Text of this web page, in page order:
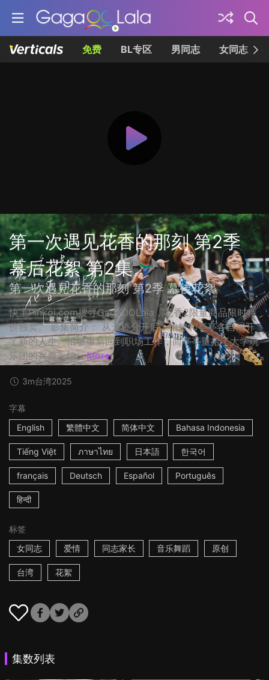
免费 BL专区 男同志 女同志
第一次遇见花香的那刻 第2季
幕后花絮 第2集
第一次遇見花香的那刻 第2季 幕後花絮
快上Pinkoi.com搜寻GagaOOLala，花香2限量商品限时特
价独卖。 影集简介： 从天桥分开后，怡敏和亭亭各自展开
了新的人生。怡敏重新回到职场工作，而亭亭重拾了大学玩
乐团的兴趣，怡... More
3m台湾2025
字幕
English
繁體中文 简体中文 Bahasa Indonesia
Tiếng Việt ภาษาไทย 日本語 한국어
français Deutsch Español Português
हिन्दी
标签
女同志
爱情 同志家长 音乐舞蹈 原创
台湾 花絮
集数列表